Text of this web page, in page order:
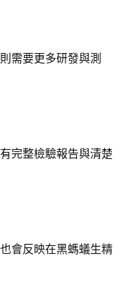
需要更多研發與測
完整檢驗報告與清楚
會反映在黑螞蟻生精